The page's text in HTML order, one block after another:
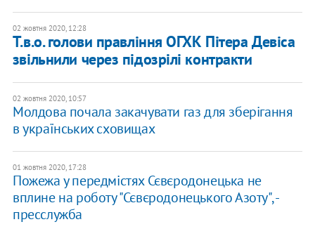
02 жовтня 2020, 12:28
Т.в.о. голови правління ОГХК Пітера Девіса
звільнили через підозрілі контракти
02 жовтня 2020, 10:57
Молдова почала закачувати газ для зберігання
в українських сховищах
01 жовтня 2020, 17:28
Пожежа у передмістях Сєвєродонецька не
вплине на роботу "Сєвєродонецького Азоту", -
пресслужба